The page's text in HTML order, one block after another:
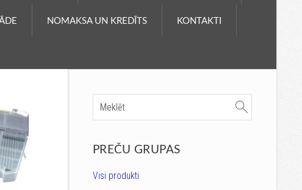
NOMAKSA UN KREDĪTS KONTAKTI
PREČU GRUPAS
Visi produkti